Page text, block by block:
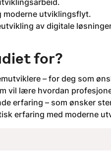
moderne utviklingsflyt.
av digitale
for?
– for deg som
vil lære hvordan
erfaring – som ønsker
erfaring med moderne